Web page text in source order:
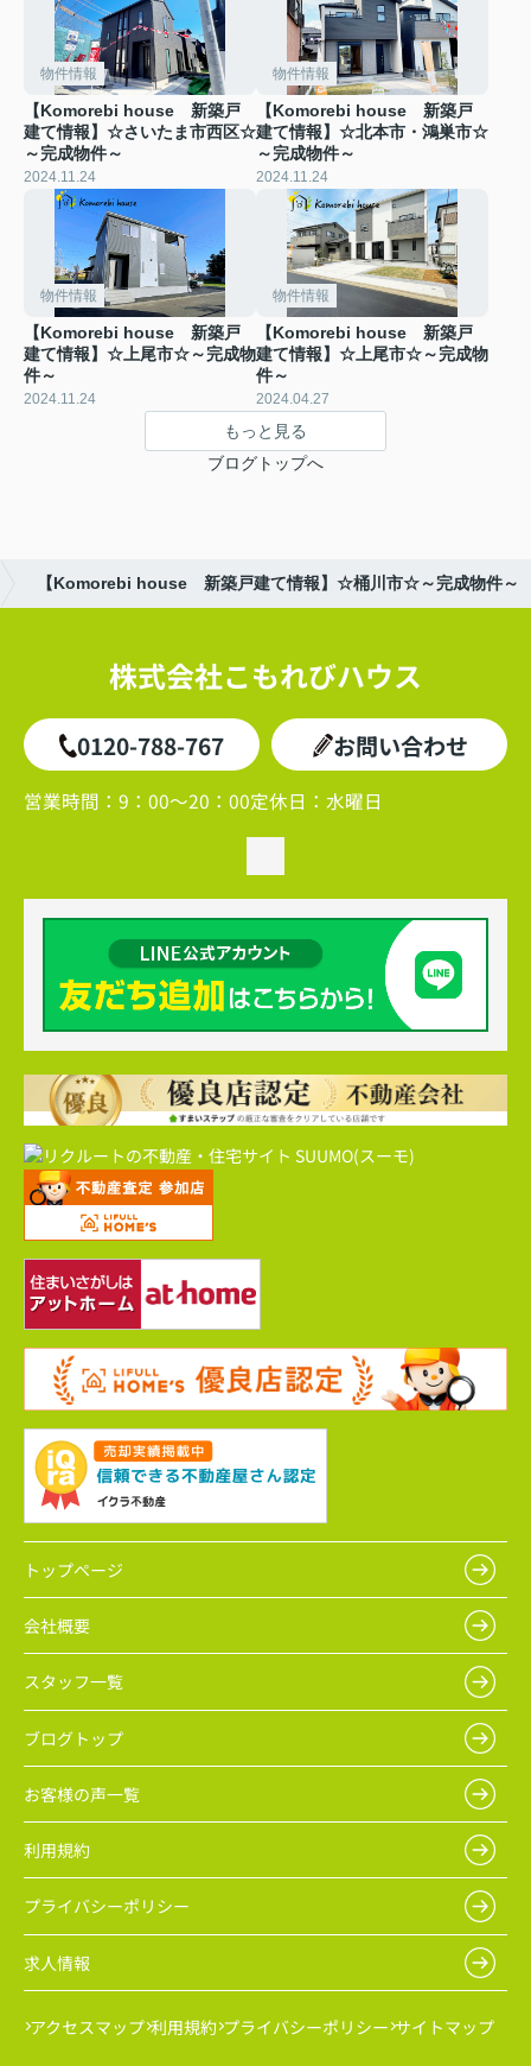
物件情報
【Komorebi house 新築戸
建て情報】☆さいたま市西区☆
～完成物件～
2024.11.24
物件情報
【Komorebi house 新築戸
建て情報】☆北本市・鴻巣市☆
～完成物件～
2024.11.24
物件情報
【Komorebi house 新築戸
建て情報】☆上尾市☆～完成物
件～
2024.11.24
物件情報
【Komorebi house 新築戸
建て情報】☆上尾市☆～完成物
件～
2024.04.27
もっと見る
ブログトップへ
【Komorebi house 新築戸建て情報】☆桶川市☆～完成物件～
株式会社こもれびハウス
0120-788-767 お問い合わせ
営業時間： 9：00～20：00定休日： 水曜日
トップページ
会社概要
スタッフ一覧
ブログトップ
お客様の声一覧
利用規約
プライバシーポリシー
求人情報
アクセスマップ 利用規約 プライバシーポリシー サイトマップ